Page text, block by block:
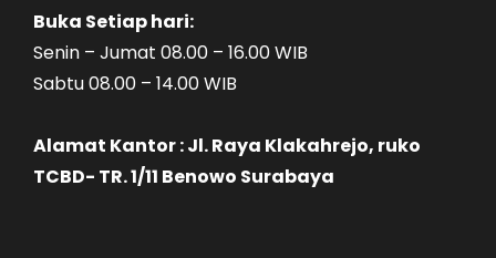
Buka Setiap hari:
Senin – Jumat 08.00 – 16.00 WIB
Sabtu 08.00 – 14.00 WIB
Alamat Kantor : Jl. Raya Klakahrejo, ruko
TCBD- TR. 1/11 Benowo Surabaya